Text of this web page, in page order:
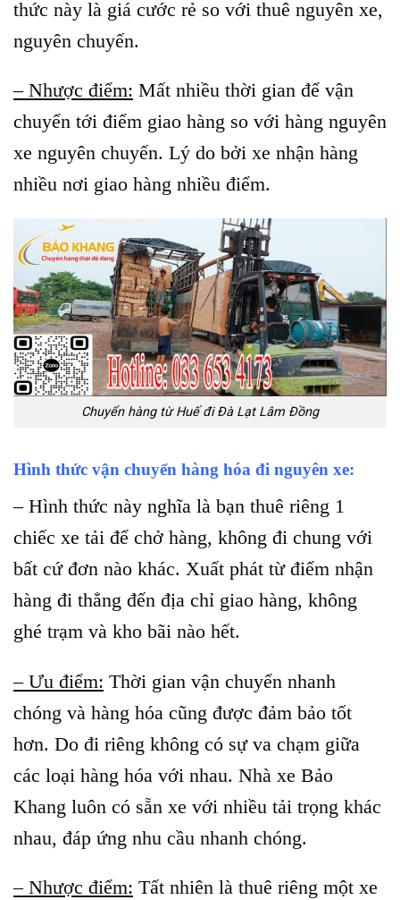
thức này là giá cước rẻ so với thuê nguyên xe,
nguyên chuyến.
– Nhược điểm: Mất nhiều thời gian để vận
chuyển tới điểm giao hàng so với hàng nguyên
xe nguyên chuyến. Lý do bởi xe nhận hàng
nhiều nơi giao hàng nhiều điểm.
Chuyển hàng từ Huế đi Đà Lạt Lâm Đồng
Hình thức vận chuyển hàng hóa đi nguyên xe:
– Hình thức này nghĩa là bạn thuê riêng 1
chiếc xe tải để chở hàng, không đi chung với
bất cứ đơn nào khác. Xuất phát từ điểm nhận
hàng đi thẳng đến địa chỉ giao hàng, không
ghé trạm và kho bãi nào hết.
– Ưu điểm: Thời gian vận chuyển nhanh
chóng và hàng hóa cũng được đảm bảo tốt
hơn. Do đi riêng không có sự va chạm giữa
các loại hàng hóa với nhau. Nhà xe Bảo
Khang luôn có sẵn xe với nhiều tải trọng khác
nhau, đáp ứng nhu cầu nhanh chóng.
– Nhược điểm: Tất nhiên là thuê riêng một xe